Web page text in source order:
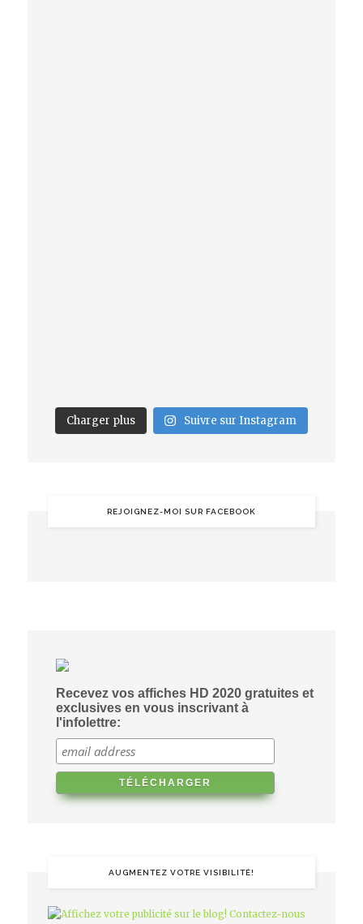
Charger plus Suivre sur Instagram
REJOIGNEZ-MOI SUR FACEBOOK
Recevez vos affiches HD 2020 gratuites et
exclusives en vous inscrivant à
l'infolettre:
AUGMENTEZ VOTRE VISIBILITÉ!